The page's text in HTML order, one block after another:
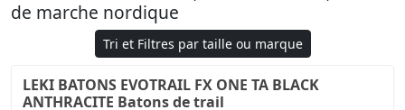
de marche nordique
Tri et Filtres par taille ou marque
LEKI BATONS EVOTRAIL FX ONE TA BLACK
ANTHRACITE Batons de trail